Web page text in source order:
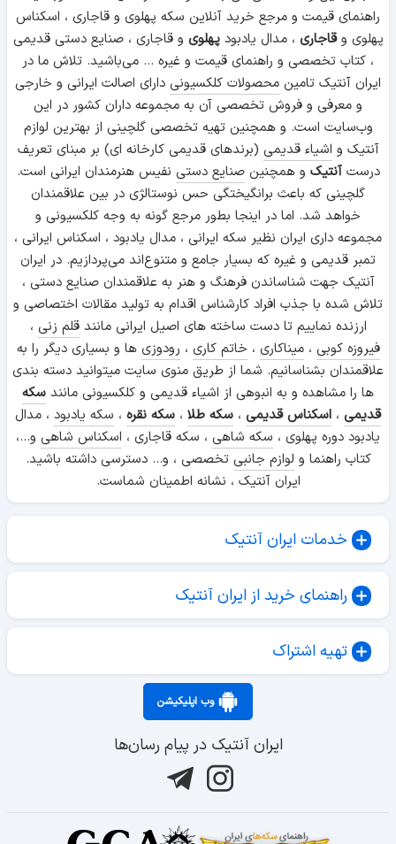
راهنمای قیمت و مرجع خرید آنلاین سکه پهلوی و قاجاری ، اسکناس
پهلوی وقاجاری ، مدال یادبودپهلوی و قاجاری ، صنایع دستی قدیمی
، کتاب تخصصی و راهنمای قیمت و غیره ... می‌باشید. تلاش ما در
ایران آنتیک تامین محصولات کلکسیونی دارای اصالت ایرانی و خارجی
و معرفی و فروش تخصصی آن به مجموعه داران کشور در این
وب‌سایت است. و همچنین تهیه تخصصی گلچینی از بهترین لوازم
آنتیک و اشیاء قدیمی (برندهای قدیمی کارخانه ای) بر مبنای تعریف
درستآنتیک و همچنینصنایع دستی نفیس هنرمندان ایرانی است.
گلچینی که باعث برانگیختگی حس نوستالژی در بین علاقمندان
خواهد شد. اما در اینجا بطور مرجع گونه به وجه کلکسیونی و
مجموعه داری ایران نظیر سکه ایرانی ، مدال یادبود ، اسکناس ایرانی ،
تمبر قدیمی و غیره که بسیار جامع و متنوع‌اند می‌پردازیم. در ایران
آنتیک جهت شناساندن فرهنگ و هنر به علاقمندان صنایع دستی ،
تلاش شده با جذب افراد کارشناس اقدام به تولید مقالات اختصاصی و
ارزنده نماییم تا دست ساخته های اصیل ایرانی مانندقلم زنی ،
فیروزه کوبی ،میناکاری ، خاتم کاری ، رودوزی ها و بسیاری دیگر را به
علاقمندان بشناسانیم. شما از طریق منوی سایت میتوانید دسته بندی
ها را مشاهده و به انبوهی از اشیاء قدیمی و کلکسیونی مانند سکه
قدیمی ، اسکناس قدیمی ، سکه طلا ، سکه نقره ، سکه یادبود ، مدال
یادبود دوره پهلوی ، سکه شاهی ، سکه قاجاری ، اسکناس شاهی و...،
کتاب راهنما و لوازم جانبی تخصصی ، و... دسترسی داشته باشید.
ایران آنتیک ، نشانه اطمینان شماست.
خدمات ایران آنتیک
راهنمای خرید از ایران آنتیک
تهیه اشتراک
وب اپلیکیشن
ایران آنتیک در پیام رسان‌ها